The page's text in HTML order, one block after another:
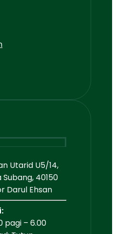
Utarid U5/14,
40150
Darul Ehsan
pagi – 6.00